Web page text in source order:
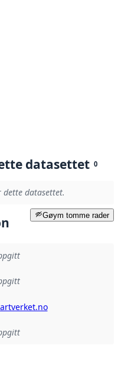
datasettet 0
datasettet.
Gøym tomme rader